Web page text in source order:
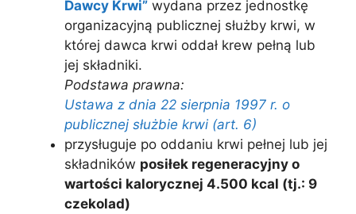
Dawcy Krwi” wydana przez jednostkę
organizacyjną publicznej służby krwi, w
której dawca krwi oddał krew pełną lub
jej składniki.
Podstawa prawna:
Ustawa z dnia 22 sierpnia 1997 r. o
publicznej służbie krwi (art. 6)
przysługuje po oddaniu krwi pełnej lub jej
składników posiłek regeneracyjny o
wartości kalorycznej 4.500 kcal (tj.: 9
czekolad)